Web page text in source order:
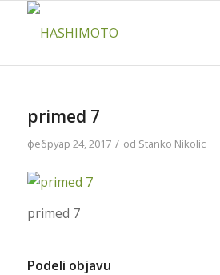
primed 7
фебруар 24, 2017 / od Stanko Nikolic
primed 7
Podeli objavu